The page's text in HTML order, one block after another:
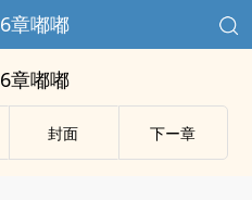
章嘟嘟
章嘟嘟
封面 下ー章